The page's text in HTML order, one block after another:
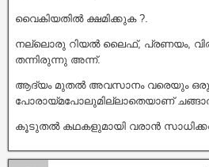
വൈകിയതിൽ ക്ഷമിക്കുക ?.
നല്ലൊരു റിയൽ ലൈഫ്, പ്രണയം,
തന്നിരുന്നു അന്ന്.
ആദ്യം മുതൽ അവസാനം വരെയും ഒരു
പോരായ്മപോലുമില്ലാതെയാണ്
കൂടുതൽ കഥകളുമായി വരാൻ